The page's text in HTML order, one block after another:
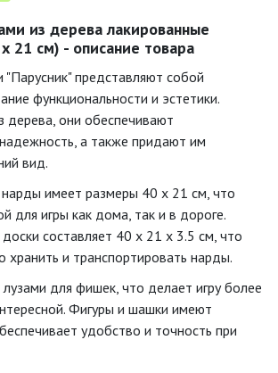
из дерева лакированные
21 см) - описание товара
представляют собой
функциональности и эстетики.
дерева, они обеспечивают
а также придают им
вид.
имеет размеры 40 х 21 см, что
для игры как дома, так и в дороге.
составляет 40 x 21 x 3.5 см, что
хранить и транспортировать нарды.
для фишек, что делает игру более
Фигуры и шашки имеют
удобство и точность при